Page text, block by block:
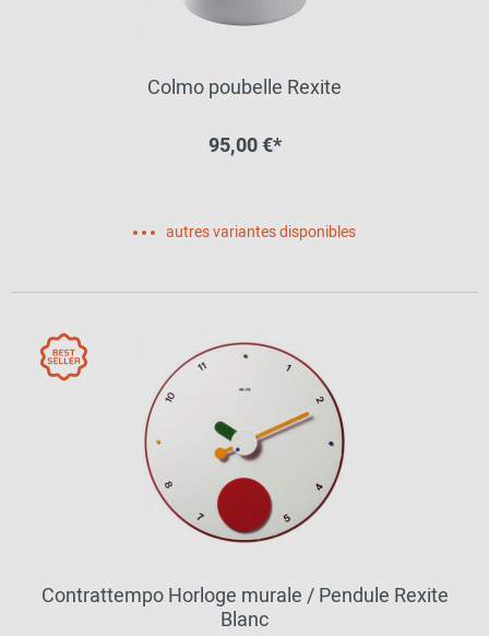
Colmo poubelle Rexite
95,00 €*
autres variantes disponibles
Contrattempo Horloge murale / Pendule Rexite
Blanc